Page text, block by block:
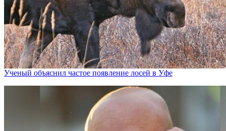
Ученый объяснил частое появление лосей в Уфе